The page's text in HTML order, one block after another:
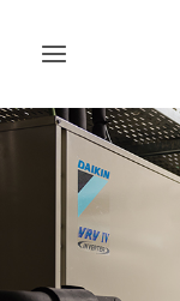
Переключить